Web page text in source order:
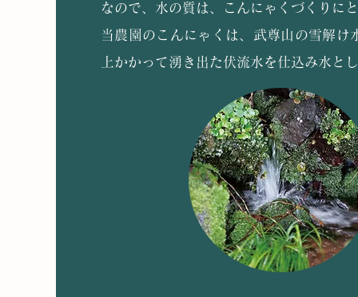
なので、水の質は、こんにゃくづくりに
当農園のこんにゃくは、武尊山の雪解け
上かかって湧き出た伏流水を仕込み水と